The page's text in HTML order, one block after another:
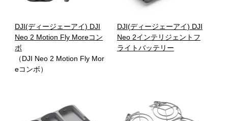
DJI(ディージェーアイ) DJI
Neo 2 Motion Fly Moreコン
ボ
（DJI Neo 2 Motion Fly Mor
eコンボ）
DJI(ディージェーアイ) DJI
Neo 2インテリジェントフ
ライトバッテリー